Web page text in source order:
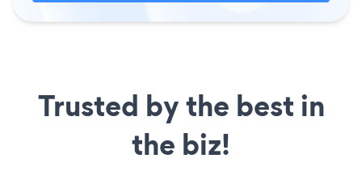
Trusted by the best in
the biz!